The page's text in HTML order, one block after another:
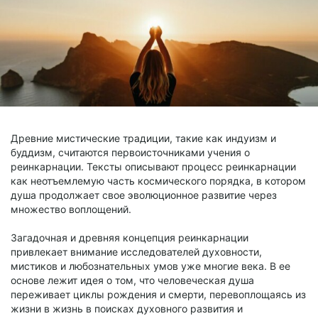
Древние мистические традиции, такие как индуизм и
буддизм, считаются первоисточниками учения о
реинкарнации. Тексты описывают процесс реинкарнации
как неотъемлемую часть космического порядка, в котором
душа продолжает свое эволюционное развитие через
множество воплощений.
Загадочная и древняя концепция реинкарнации
привлекает внимание исследователей духовности,
мистиков и любознательных умов уже многие века. В ее
основе лежит идея о том, что человеческая душа
переживает циклы рождения и смерти, перевоплощаясь из
жизни в жизнь в поисках духовного развития и